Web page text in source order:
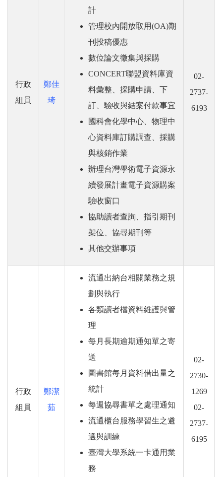
行政
組員
鄭佳
琦
計
管理校內開放取用(OA)期
刊投稿優惠
數位論文徵集與採購
CONCERT聯盟資料庫資
料彙整、採購申請、下
訂、驗收與結案付款事宜
國科會化學中心、物理中
心資料庫訂購調查、採購
與核銷作業
辦理台灣學術電子資源永
續發展計畫電子資源購案
驗收窗口
協助讀者查詢、指引期刊
架位、協尋期刊等
其他交辦事項
02-
2737-
6193
行政
組員
鄭潔
茹
流通出納台相關業務之規
劃與執行
各類讀者檔資料維護與管
理
每月長期逾期通知單之寄
送
圖書館每月資料借出量之
統計
每週協尋書單之處理通知
流通櫃台服務學習生之遴
選與訓練
臺灣大學系統一卡通用業
務
02-
2730-
1269
02-
2737-
6195